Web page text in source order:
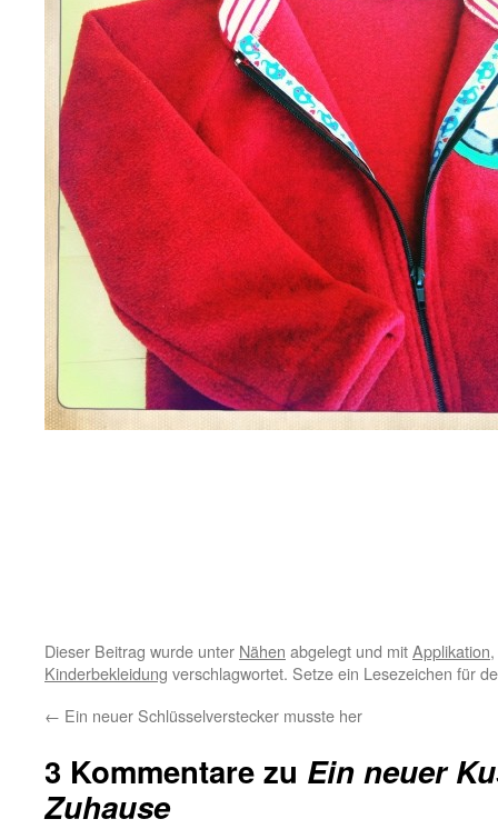
Dieser Beitrag wurde unter Nähen abgelegt und mitApplikation,
Kinderbekleidung verschlagwortet. Setze ein Lesezeichen für
← Ein neuer Schlüsselverstecker musste her
3 Kommentare zu Ein neuer
Zuhause